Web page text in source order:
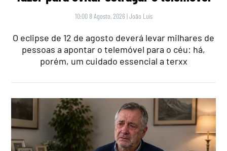
10:00 8 Agosto, 2026 |João Luís
O eclipse de 12 de agosto deverá levar milhares de
pessoas a apontar o telemóvel para o céu: há,
porém, um cuidado essencial a terxx